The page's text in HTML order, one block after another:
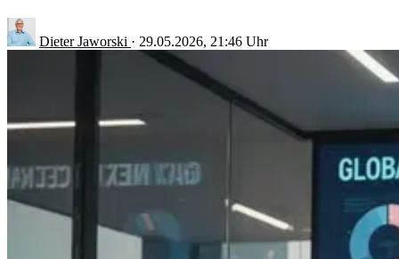
Dieter Jaworski · 29.05.2026, 21:46 Uhr